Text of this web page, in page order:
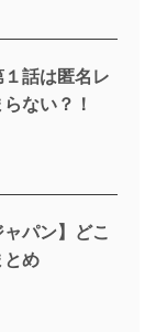
１話は匿名レ
ない？！
ャパン】どこ
め